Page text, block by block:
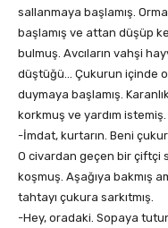
sallanmaya başlamış.
başlamış ve attan düşüp
bulmuş. Avcıların vahşi
düştüğü… Çukurun içinde
duymaya başlamış.
korkmuş ve yardım istemiş.
-İmdat, kurtarın. Beni
O civardan geçen bir çiftçi
koşmuş. Aşağıya bakmış
tahtayı çukura sarkıtmış.
-Hey, oradaki. Sopaya